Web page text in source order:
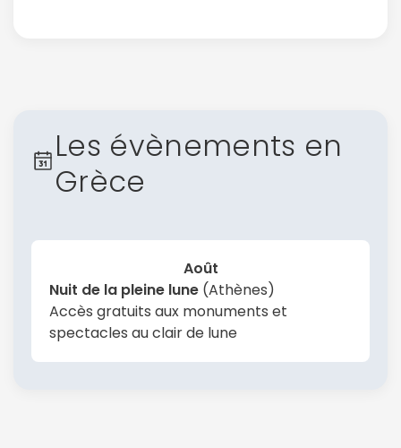
Les évènements en
Grèce
Août
Nuit de la pleine lune (Athènes)
Accès gratuits aux monuments et
spectacles au clair de lune